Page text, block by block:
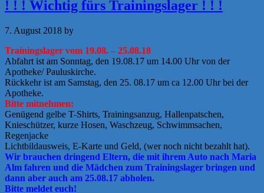
! ! ! Wichtig fürs Trainingslager ! ! !
7. August 2018 by
Trainingslager vom 19.08. – 25.08.18
Abfahrt ist am Sonntag, den 19.08.17 um 14.00 Uhr von der
Apotheke/ Pauluskirche.
Rückkehr ist am Samstag, den 25. 08.17 um ca 12.00 Uhr bei der
Apotheke.
Bitte mitnehmen:
Genügend gelbe T-Shirts, Trainingsanzug, Hallenpatschen,
Knieschützer, kurze Hosen, Waschzeug, Schwimmsachen,
Regenjacke
Lichtbildausweis, E-Karte und Geld, (wer noch nicht bezahlt hat).
Wir brauchen dringend Eltern, die mit ihrem Auto nach Maria
Alm fahren und die Mädchen zum Trainingslager bringen und
dann aber auch am 25.08.17 abholen.
Bitte meldet euch!